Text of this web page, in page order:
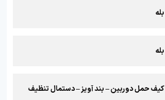
بله
بله
کیف حمل دوربین – بند آویز – دستمال تنظیف